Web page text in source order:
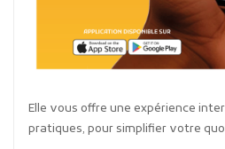
Elle vous offre une expérience
pratiques, pour simplifier votre